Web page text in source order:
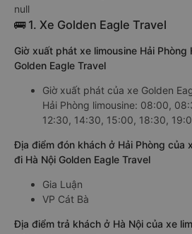
null
🚌 1. Xe Golden Eagle Travel
Giờ xuất phát xe limousine Hải Phòng
Golden Eagle Travel
Giờ xuất phát của xe Golden
Hải Phòng limousine: 08:00,
12:30, 14:30, 15:00, 18:30,
Địa điểm đón khách ở Hải Phòng của
đi Hà Nội Golden Eagle Travel
Gia Luận
VP Cát Bà
Địa điểm trả khách ở Hà Nội của xe